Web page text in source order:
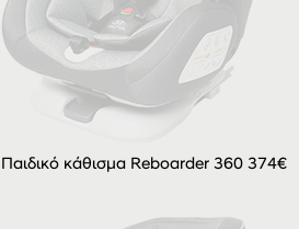
Παιδικό κάθισμα Reboarder 360 374€